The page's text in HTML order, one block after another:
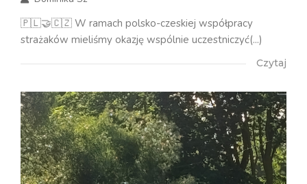
🇵🇱🤝🇨🇿 W ramach polsko-czeskiej współpracy
strażaków mieliśmy okazję wspólnie uczestniczyć(...)
Czytaj